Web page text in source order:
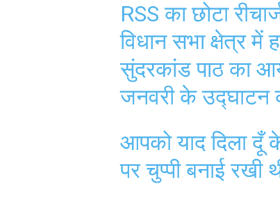
RSS का छोटा
विधान सभा क्षेत्र
सुंदरकांड पाठ का
जनवरी के उद्घाटन
आपको याद दिला दूँ
पर चुप्पी बनाई